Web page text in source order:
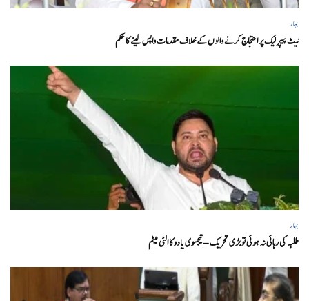
بہار
نیٹ پیپر لیک پر احتجاج کرنے والوں کے خلاف مقدمات واپس لینے کا حکم
بہار
طلبہ کی رہائی نہ ہوئی تو بڑی تحریک – تیجسوی یادو کا الٹی میٹم